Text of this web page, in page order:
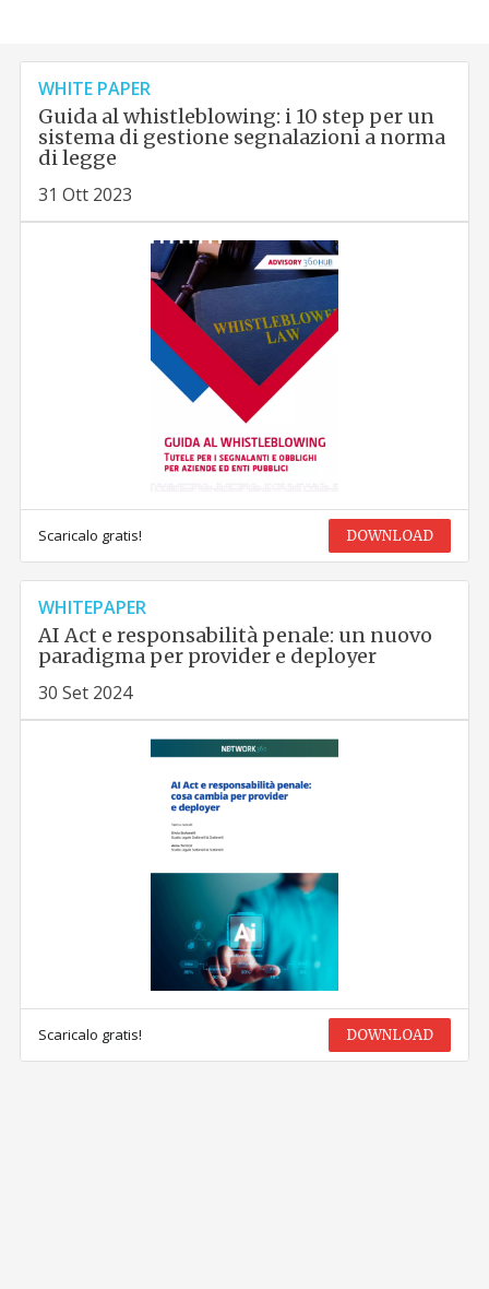
WHITE PAPER
Guida al whistleblowing: i 10 step per un
sistema di gestione segnalazioni a norma
di legge
31 Ott 2023
Scaricalo gratis! DOWNLOAD
WHITEPAPER
AI Act e responsabilità penale: un nuovo
paradigma per provider e deployer
30 Set 2024
Scaricalo gratis! DOWNLOAD